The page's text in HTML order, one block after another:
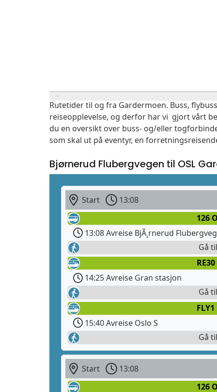
Rutetider til og fra Gardermoen. Buss,
reiseopplevelse, og derfor har vi gjort vårt
du en oversikt over buss- og/eller
som skal ut på eventyr, en
Bjørnerud Flubergvegen til OSL
Start
13:08
126
13:08 Avreise BjÃ¸rnerud
Gå
14:25 Avreise Gran stasjon
Gå
15:40 Avreise Oslo S
Gå
Start
13:08
126